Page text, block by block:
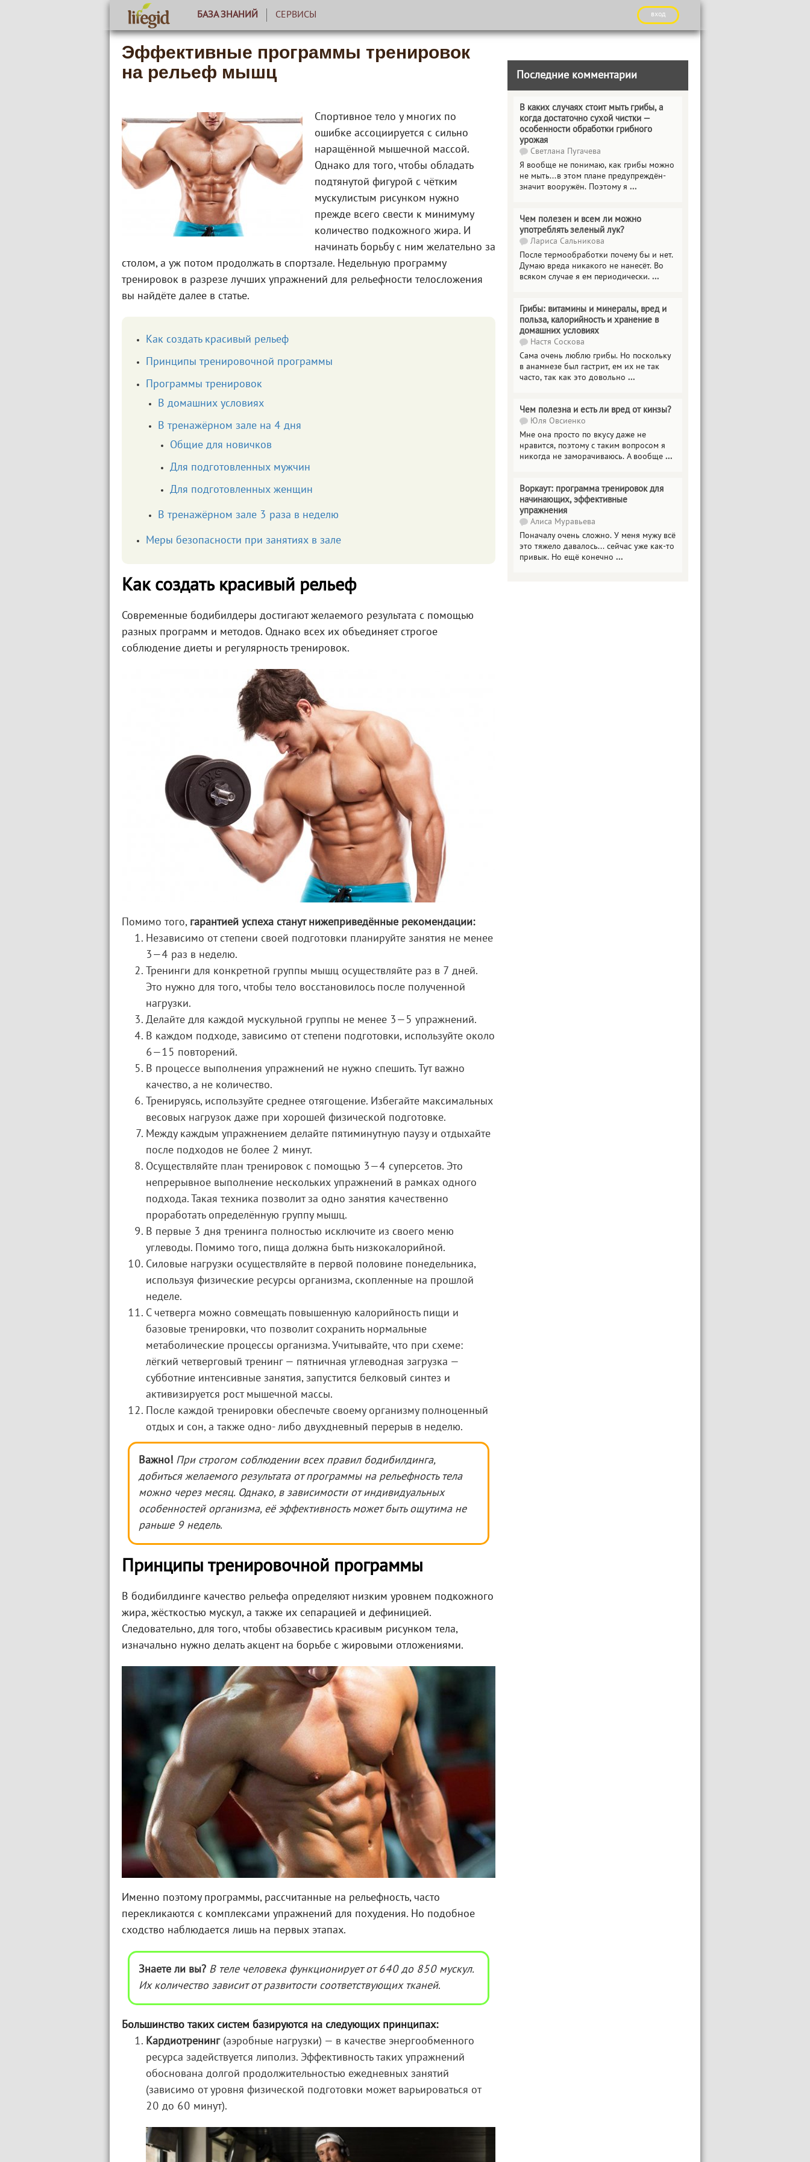
БАЗА ЗНАНИЙ СЕРВИСЫ вход
Эффективные программы тренировок
на рельеф мышц
Спортивное тело у многих по
ошибке ассоциируется с сильно
наращённой мышечной массой.
Однако для того, чтобы обладать
подтянутой фигурой с чётким
мускулистым рисунком нужно
прежде всего свести к минимуму
количество подкожного жира. И
начинать борьбу с ним желательно за
столом, а уж потом продолжать в спортзале. Недельную программу
тренировок в разрезе лучших упражнений для рельефности телосложения
вы найдёте далее в статье.
Как создать красивый рельеф
Принципы тренировочной программы
Программы тренировок
В домашних условиях
В тренажёрном зале на 4 дня
Общие для новичков
Для подготовленных мужчин
Для подготовленных женщин
В тренажёрном зале 3 раза в неделю
Меры безопасности при занятиях в зале
Как создать красивый рельеф
Современные бодибилдеры достигают желаемого результата с помощью
разных программ и методов. Однако всех их объединяет строгое
соблюдение диеты и регулярность тренировок.
Помимо того, гарантией успеха станут нижеприведённые рекомендации:
Независимо от степени своей подготовки планируйте занятия не менее
3—4 раз в неделю.
Тренинги для конкретной группы мышц осуществляйте раз в 7 дней.
Это нужно для того, чтобы тело восстановилось после полученной
нагрузки.
Делайте для каждой мускульной группы не менее 3—5 упражнений.
В каждом подходе, зависимо от степени подготовки, используйте около
6—15 повторений.
В процессе выполнения упражнений не нужно спешить. Тут важно
качество, а не количество.
Тренируясь, используйте среднее отягощение. Избегайте максимальных
весовых нагрузок даже при хорошей физической подготовке.
Между каждым упражнением делайте пятиминутную паузу и отдыхайте
после подходов не более 2 минут.
Осуществляйте план тренировок с помощью 3—4 суперсетов. Это
непрерывное выполнение нескольких упражнений в рамках одного
подхода. Такая техника позволит за одно занятия качественно
проработать определённую группу мышц.
В первые 3 дня тренинга полностью исключите из своего меню
углеводы. Помимо того, пища должна быть низкокалорийной.
Силовые нагрузки осуществляйте в первой половине понедельника,
используя физические ресурсы организма, скопленные на прошлой
неделе.
С четверга можно совмещать повышенную калорийность пищи и
базовые тренировки, что позволит сохранить нормальные
метаболические процессы организма. Учитывайте, что при схеме:
лёгкий четверговый тренинг — пятничная углеводная загрузка —
субботние интенсивные занятия, запустится белковый синтез и
активизируется рост мышечной массы.
После каждой тренировки обеспечьте своему организму полноценный
отдых и сон, а также одно- либо двухдневный перерыв в неделю.
Важно! При строгом соблюдении всех правил бодибилдинга,
добиться желаемого результата от программы на рельефность тела
можно через месяц. Однако, в зависимости от индивидуальных
особенностей организма, её эффективность может быть ощутима не
раньше 9 недель.
Принципы тренировочной программы
В бодибилдинге качество рельефа определяют низким уровнем подкожного
жира, жёсткостью мускул, а также их сепарацией и дефиницией.
Следовательно, для того, чтобы обзавестись красивым рисунком тела,
изначально нужно делать акцент на борьбе с жировыми отложениями.
Именно поэтому программы, рассчитанные на рельефность, часто
перекликаются с комплексами упражнений для похудения. Но подобное
сходство наблюдается лишь на первых этапах.
Знаете ли вы? В теле человека функционирует от 640 до 850 мускул.
Их количество зависит от развитости соответствующих тканей.
Большинство таких систем базируются на следующих принципах:
Кардиотренинг(аэробные нагрузки) — в качестве энергообменного
ресурса задействуется липолиз. Эффективность таких упражнений
обоснована долгой продолжительностью ежедневных занятий
(зависимо от уровня физической подготовки может варьироваться от
20 до 60 минут).
Последние комментарии
В каких случаях стоит мыть грибы, а
когда достаточно сухой чистки —
особенности обработки грибного
урожая
Светлана Пугачева
Я вообще не понимаю, как грибы можно
не мыть...в этом плане предупреждён-
значит вооружён. Поэтому я ...
Чем полезен и всем ли можно
употреблять зеленый лук?
Лариса Сальникова
После термообработки почему бы и нет.
Думаю вреда никакого не нанесёт. Во
всяком случае я ем периодически. ...
Грибы: витамины и минералы, вред и
польза, калорийность и хранение в
домашних условиях
Настя Соскова
Сама очень люблю грибы. Но поскольку
в анамнезе был гастрит, ем их не так
часто, так как это довольно ...
Чем полезна и есть ли вред от кинзы?
Юля Овсиенко
Мне она просто по вкусу даже не
нравится, поэтому с таким вопросом я
никогда не заморачиваюсь. А вообще ...
Воркаут: программа тренировок для
начинающих, эффективные
упражнения
Алиса Муравьева
Поначалу очень сложно. У меня мужу всё
это тяжело давалось... сейчас уже как-то
привык. Но ещё конечно ...